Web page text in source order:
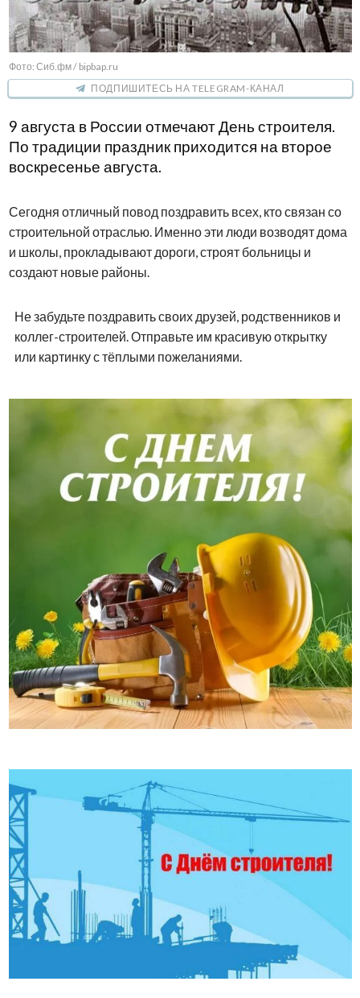
Фото: Сиб.фм / bipbap.ru
ПОДПИШИТЕСЬ НА TELEGRAM-КАНАЛ
9 августа в России отмечают День строителя.
По традиции праздник приходится на второе
воскресенье августа.
Сегодня отличный повод поздравить всех, кто связан со
строительной отраслью. Именно эти люди возводят дома
и школы, прокладывают дороги, строят больницы и
создают новые районы.
Не забудьте поздравить своих друзей, родственников и
коллег-строителей. Отправьте им красивую открытку
или картинку с тёплыми пожеланиями.